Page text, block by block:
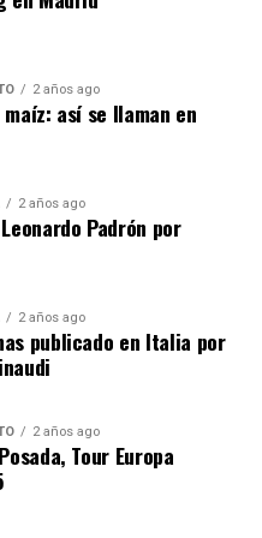
Karina Sáinz Borgo
la
autor caraqueño.
belleza de las
Cervantes
2 años ago
así se llaman en
2 años ago
Padrón por
2 años ago
publicado en Italia por
2 años ago
Tour Europa